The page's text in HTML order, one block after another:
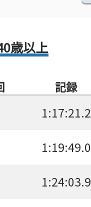
歳以上
記録
1:17:21.2
1:19:49.0
1:24:03.9